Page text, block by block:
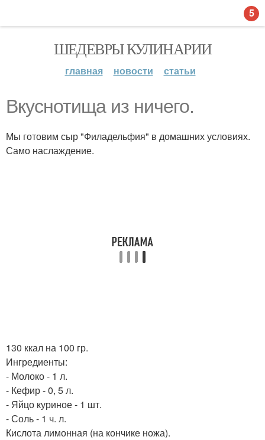
ШЕДЕВРЫ КУЛИНАРИИ
главная новости статьи
Вкуснотища из ничего.
Мы готовим сыр "Филадельфия" в домашних условиях.
Само наслаждение.
130 ккал на 100 гр.
Ингредиенты:
- Молоко - 1 л.
- Кефир - 0, 5 л.
- Яйцо куриное - 1 шт.
- Соль - 1 ч. л.
Кислота лимонная (на кончике ножа).
5